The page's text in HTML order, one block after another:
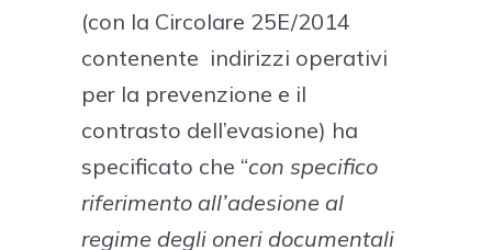
(con la Circolare 25E/2014
contenente indirizzi operativi
per la prevenzione e il
contrasto dell’evasione) ha
specificato che “con specifico
riferimento all’adesione al
regime degli oneri documentali